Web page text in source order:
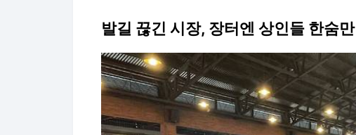
발길 끊긴 시장, 장터엔 상인들 한숨만